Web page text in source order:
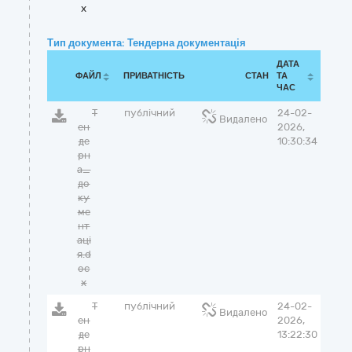
x
Тип документа: Тендерна документація
ФАЙЛ ПРИВАТНІСТЬ СТАН
ДАТА
ТА
ЧАС
Т
ен
де
рн
а_
до
ку
ме
нт
аці
я.d
oc
x
публічний
Видалено
24-02-
2026,
10:30:34
Т
ен
де
рн
публічний
Видалено
24-02-
2026,
13:22:30